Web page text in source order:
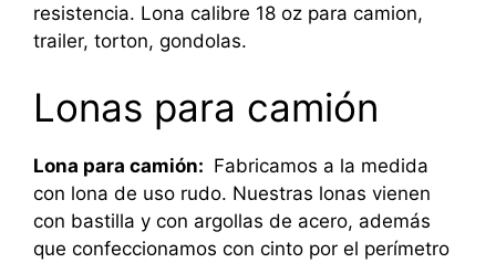
resistencia. Lona calibre 18 oz para camion,
trailer, torton, gondolas.
Lonas para camión
Lona para camión: Fabricamos a la medida
con lona de uso rudo. Nuestras lonas vienen
con bastilla y con argollas de acero, además
que confeccionamos con cinto por el perímetro